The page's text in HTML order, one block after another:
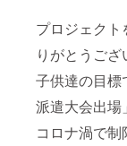
プロジェクト
りがとうござ
子供達の目標
派遣大会出場
コロナ渦で制